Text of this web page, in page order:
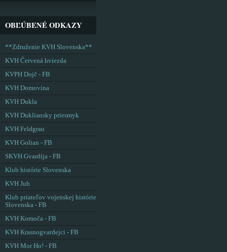
OBĽÚBENÉ ODKAZY
**Združenie KVH Slovenska**
KVH Červená hviezda
KVPH Dojč - FB
KVH Domovina
KVH Dukla
KVH Dukliansky priesmyk
KVH Feldgrau
KVH Golian - FB
SKVH Gvardija - FB
Klub histórie Slovenska
KVH Juh
Klub priateľov vojenskej histórie
Slovenska - FB
KVH Komoča - FB
KVH Krasnogvardejci - FB
KVH Mor Ho! - FB